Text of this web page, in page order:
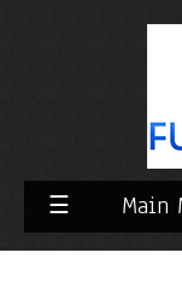
☰ Main